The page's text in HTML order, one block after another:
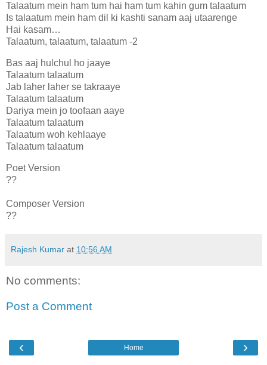
Talaatum mein ham tum hai ham tum kahin gum talaatum
Is talaatum mein ham dil ki kashti sanam aaj utaarenge
Hai kasam…
Talaatum, talaatum, talaatum -2
Bas aaj hulchul ho jaaye
Talaatum talaatum
Jab laher laher se takraaye
Talaatum talaatum
Dariya mein jo toofaan aaye
Talaatum talaatum
Talaatum woh kehlaaye
Talaatum talaatum
Poet Version
??
Composer Version
??
Rajesh Kumar at 10:56 AM
No comments:
Post a Comment
‹ ›
Home